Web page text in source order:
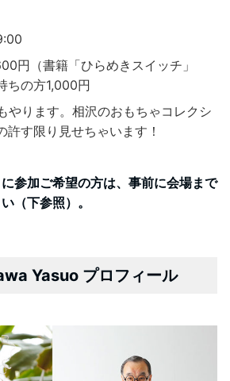
円（書籍「ひらめきスイッチ」
の方1,000円
やります。相沢のおもちゃコレクシ
許す限り見せちゃいます！
に参加ご希望の方は、事前に会場まで
（下参照）。
Yasuo プロフィール